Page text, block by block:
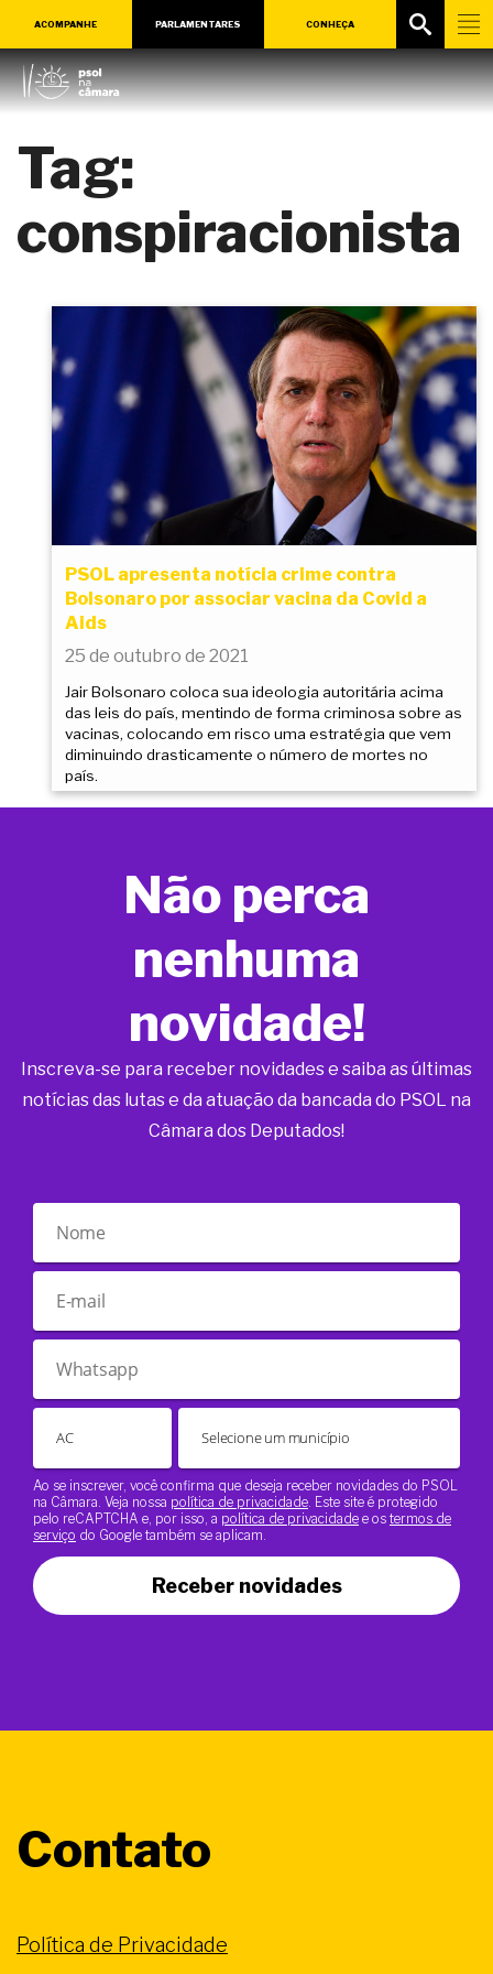
ACOMPANHE PARLAMENTARES CONHEÇA
Tag:
conspiracionista
PSOL apresenta notícia crime contra
Bolsonaro por associar vacina da Covid a
Aids
25 de outubro de 2021
Jair Bolsonaro coloca sua ideologia autoritária acima
das leis do país, mentindo de forma criminosa sobre as
vacinas, colocando em risco uma estratégia que vem
diminuindo drasticamente o número de mortes no
país.
Não perca
nenhuma
novidade!
Inscreva-se para receber novidades e saiba as últimas
notícias das lutas e da atuação da bancada do PSOL na
Câmara dos Deputados!
Ao se inscrever, você confirma que deseja receber novidades do PSOL
na Câmara. Veja nossa política de privacidade . Este site é protegido
pelo reCAPTCHA e, por isso, a política de privacidade e os termos de
serviço do Google também se aplicam.
Receber novidades
Contato
Política de Privacidade